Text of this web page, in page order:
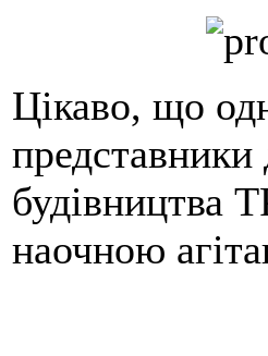
Цікаво, що
представники
будівництва
наочною